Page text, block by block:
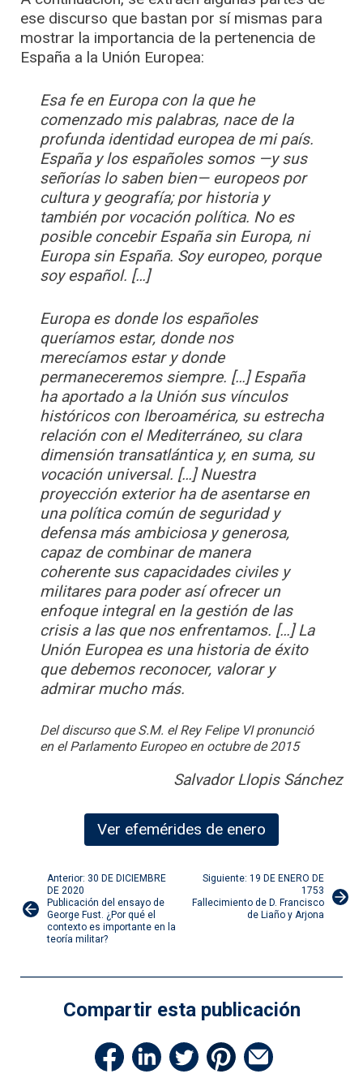
ese discurso que bastan por sí mismas para
mostrar la importancia de la pertenencia de
España a la Unión Europea:
Esa fe en Europa con la que he
comenzado mis palabras, nace de la
profunda identidad europea de mi país.
España y los españoles somos —y sus
señorías lo saben bien— europeos por
cultura y geografía; por historia y
también por vocación política. No es
posible concebir España sin Europa, ni
Europa sin España. Soy europeo, porque
soy español. […]
Europa es donde los españoles
queríamos estar, donde nos
merecíamos estar y donde
permaneceremos siempre. […] España
ha aportado a la Unión sus vínculos
históricos con Iberoamérica, su estrecha
relación con el Mediterráneo, su clara
dimensión transatlántica y, en suma, su
vocación universal. […] Nuestra
proyección exterior ha de asentarse en
una política común de seguridad y
defensa más ambiciosa y generosa,
capaz de combinar de manera
coherente sus capacidades civiles y
militares para poder así ofrecer un
enfoque integral en la gestión de las
crisis a las que nos enfrentamos. […] La
Unión Europea es una historia de éxito
que debemos reconocer, valorar y
admirar mucho más.
Del discurso que S.M. el Rey Felipe VI pronunció
en el Parlamento Europeo en octubre de 2015
Salvador Llopis Sánchez
Ver efemérides de enero
Navegación
de
entradas
Anterior: 30 DE DICIEMBRE
DE 2020
Publicación del ensayo de
George Fust. ¿Por qué el
contexto es importante en la
teoría militar?
Siguiente: 19 DE ENERO DE
1753
Fallecimiento de D. Francisco
de Liaño y Arjona
Compartir esta publicación